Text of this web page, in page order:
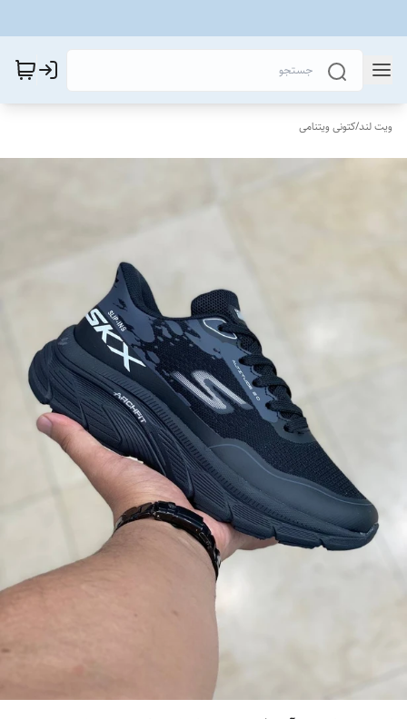
ویت لند/کتونی ویتنامی